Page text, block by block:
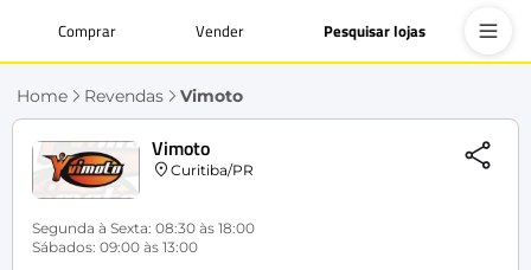
Comprar Vender Pesquisar lojas
Home Revendas Vimoto
Vimoto
Curitiba/PR
Segunda à Sexta: 08:30 às 18:00
Sábados: 09:00 às 13:00